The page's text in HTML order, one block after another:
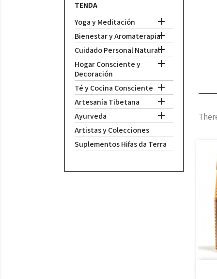
TENDA
Yoga y Meditación 
Bienestar y Aromaterapia
Cuidado Personal Natural
Hogar Consciente y
Decoración

Té y Cocina Consciente 
Artesanía Tibetana 
Ayurveda 
Artistas y Colecciones
Suplementos Hifas da Terra